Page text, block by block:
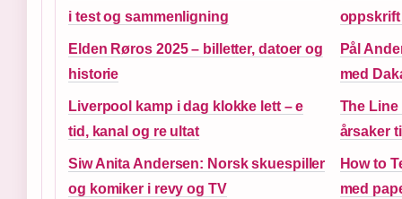
i test og sammenligning
oppskrift
Elden Røros 2025 – billetter, datoer og
historie
Pål
med
Liverpool kamp i dag klokke lett – e
tid, kanal og re ultat
The
årsaker
Siw Anita Andersen: Norsk skuespiller
og komiker i revy og TV
How to
med